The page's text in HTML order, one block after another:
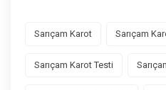
Sarıçam Karot Sarıçam
Sarıçam Karot Testi